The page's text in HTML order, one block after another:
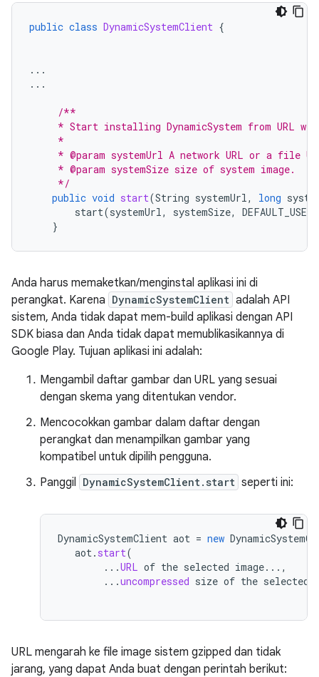
public class DynamicSystemClient {
...
...
/**
* Start installing DynamicSystem from URL
     *
* @param systemUrl A network URL or a file
     * @param systemSize size of system image.
     */
public void start(String systemUrl, long
start(systemUrl, systemSize,
}
Anda harus memaketkan/menginstal aplikasi ini di
perangkat. Karena DynamicSystemClient adalah API
sistem, Anda tidak dapat mem-build aplikasi dengan API
SDK biasa dan Anda tidak dapat memublikasikannya di
Google Play. Tujuan aplikasi ini adalah:
Mengambil daftar gambar dan URL yang sesuai
dengan skema yang ditentukan vendor.
Mencocokkan gambar dalam daftar dengan
perangkat dan menampilkan gambar yang
kompatibel untuk dipilih pengguna.
Panggil DynamicSystemClient.start seperti ini:
DynamicSystemClient aot = new
aot. start(
...URL of the selected image...,
...uncompressed size of the selected
URL mengarah ke file image sistem gzipped dan tidak
jarang, yang dapat Anda buat dengan perintah berikut: